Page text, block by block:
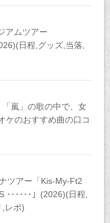
アムツアー
日程,グッズ,当落,
嵐」の歌の中で、女
ケのおすすめ曲の口コ
ツアー「Kis-My-Ft2
･･････」(2026)(日程,
,レポ)